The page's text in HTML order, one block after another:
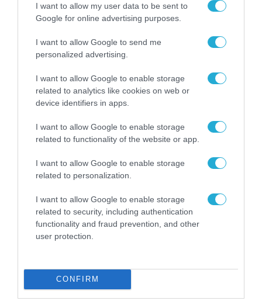
I want to allow my user data to be sent to
Google for online advertising purposes.
I want to allow Google to send me
personalized advertising.
I want to allow Google to enable storage
related to analytics like cookies on web or
device identifiers in apps.
I want to allow Google to enable storage
related to functionality of the website or app.
I want to allow Google to enable storage
related to personalization.
I want to allow Google to enable storage
related to security, including authentication
functionality and fraud prevention, and other
user protection.
CONFIRM
Τα «Αρχιτεκτονικά Νέα» στον
Αθήνα 984
Η επιμελήτρια του FACT Βίβιαν Ευθυμιοπούλου
συζητάει στην εκπομπή του Αθήνα984 «Δημόσια
και Ιδιωτικά» που επιμελείται η Έλενα
Χατζηιωάννου, με τους αρχιτέκτονες Σταυρούλα
Χριστοφιλοπούλου και Γιώργο Ατσαλάκη.